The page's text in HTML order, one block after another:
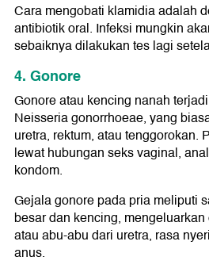
Cara mengobati klamidia adalah
antibiotik oral. Infeksi mungkin
sebaiknya dilakukan tes lagi
4. Gonore
Gonore atau kencing nanah
Neisseria gonorrhoeae, yang
uretra, rektum, atau tenggorokan.
lewat hubungan seks vaginal,
kondom.
Gejala gonore pada pria meliputi
besar dan kencing,
atau abu-abu dari uretra, rasa
anus.